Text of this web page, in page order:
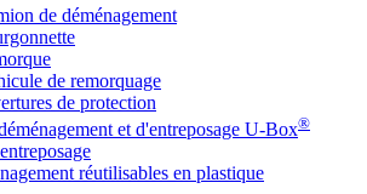
de déménagement
de remorquage
de protection
et d'entreposage U-Box®
réutilisables en plastique